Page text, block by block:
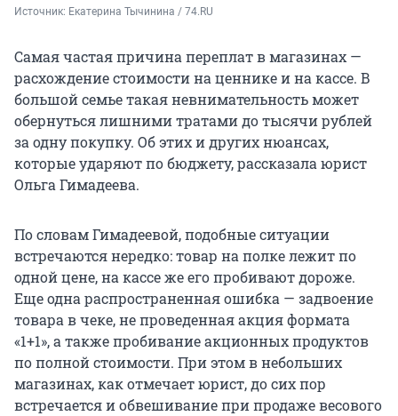
Источник: Екатерина Тычинина / 74.RU
Самая частая причина переплат в магазинах —
расхождение стоимости на ценнике и на кассе. В
большой семье такая невнимательность может
обернуться лишними тратами до тысячи рублей
за одну покупку. Об этих и других нюансах,
которые ударяют по бюджету, рассказала юрист
Ольга Гимадеева.
По словам Гимадеевой, подобные ситуации
встречаются нередко: товар на полке лежит по
одной цене, на кассе же его пробивают дороже.
Еще одна распространенная ошибка — задвоение
товара в чеке, не проведенная акция формата
«1+1», а также пробивание акционных продуктов
по полной стоимости. При этом в небольших
магазинах, как отмечает юрист, до сих пор
встречается и обвешивание при продаже весового